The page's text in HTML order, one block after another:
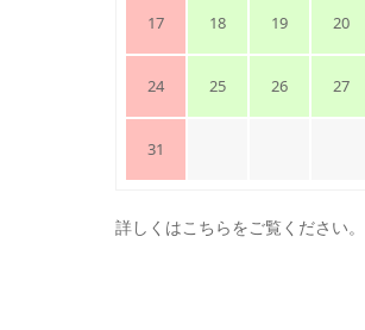
17 18 19 20
24 25 26 27
31
詳しくはこちらをご覧ください。